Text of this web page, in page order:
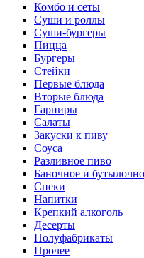
Комбо и сеты
Суши и роллы
Суши-бургеры
Пицца
Бургеры
Стейки
Первые блюда
Вторые блюда
Гарниры
Салаты
Закуски к пиву
Соуса
Разливное пиво
Баночное и
Снеки
Напитки
Крепкий алкоголь
Десерты
Полуфабрикаты
Прочее